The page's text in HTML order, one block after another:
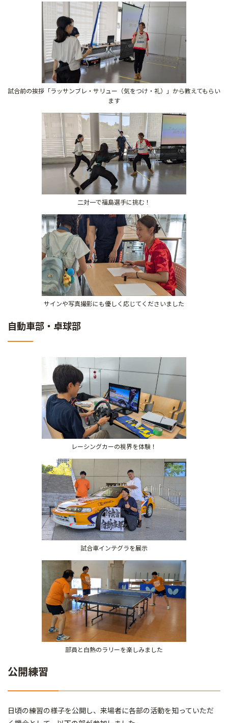
試合前の挨拶「ラッサンブレ・サリュー（気をつけ・礼）」から教えてもらい
ます
二対一で福島選手に挑む！
サインや写真撮影にも優しく応じてくださいました
自動車部・卓球部
レーシングカーの視界を体験！
試合車インテグラを展示
部員と白熱のラリーを楽しみました
公開練習
日頃の練習の様子を公開し、来場者に各部の活動を知っていただ